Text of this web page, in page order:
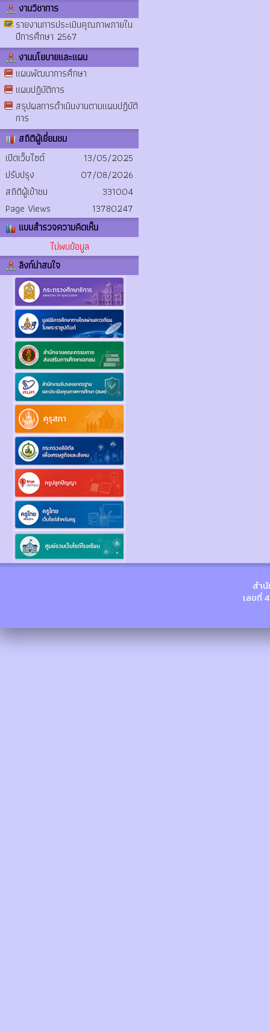
งานวิชาการ
รายงานการประเมินคุณภาพภายใน
ปีการศึกษา 2567
งานนโยบายและแผน
แผนพัฒนาการศึกษา
แผนปฏิบัติการ
สรุปผลการดำเนินงานตามแผนปฏิบัติ
การ
สถิติผู้เยี่ยมชม
เปิดเว็บไซต์
13/05/2025
ปรับปรุง
07/08/2026
สถิติผู้เข้าชม
331004
Page Views
13780247
แบบสำรวจความคิดเห็น
ไม่พบข้อมูล
ลิงก์น่าสนใจ
สำ
เลขที่